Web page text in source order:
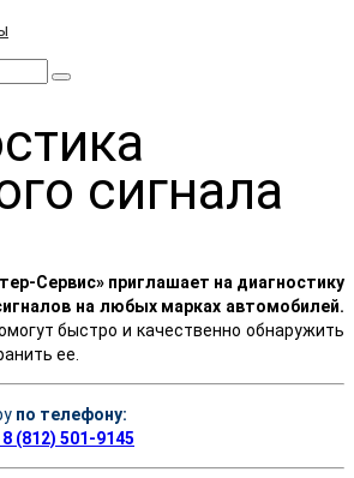
сигнала
Сервис» приглашает на диагностику
на любых марках автомобилей.
быстро и качественно обнаружить
ее.
по телефону:
(812) 501-9145